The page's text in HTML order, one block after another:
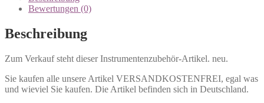
Bewertungen (0)
Beschreibung
Zum Verkauf steht dieser Instrumentenzubehör-Artikel. neu.
Sie kaufen alle unsere Artikel VERSANDKOSTENFREI, egal was
und wieviel Sie kaufen. Die Artikel befinden sich in Deutschland.